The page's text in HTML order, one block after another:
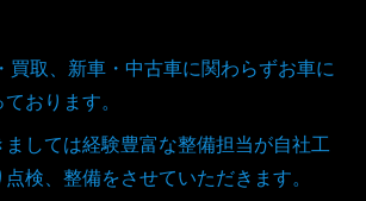
買取、新車・中古車に関わらずお車に
おります。
ましては経験豊富な整備担当が自社工
検、整備をさせていただきます。